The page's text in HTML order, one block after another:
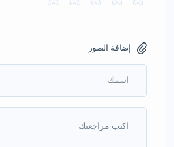
إضافة الصور